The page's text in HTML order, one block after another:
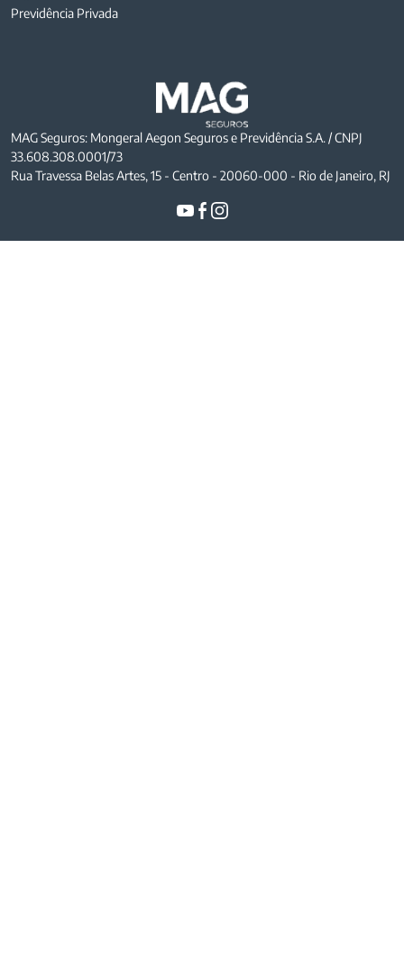
Previdência Privada
MAG Seguros: Mongeral Aegon Seguros e Previdência S.A. / CNPJ
33.608.308.0001/73
Rua Travessa Belas Artes, 15 - Centro - 20060-000 - Rio de Janeiro, RJ